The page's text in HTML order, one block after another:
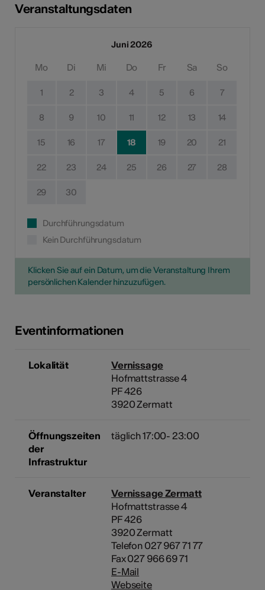
Veranstaltungsdaten
Juni 2026
Mo Di Mi Do Fr Sa So
1 2 3 4 5 6 7
8 9 10 11 12 13 14
15 16 17 18 19 20 21
22 23 24 25 26 27 28
29 30
Durchführungsdatum
Kein Durchführungsdatum
Klicken Sie auf ein Datum, um die Veranstaltung Ihrem
persönlichen Kalender hinzuzufügen.
Eventinformationen
Lokalität
Vernissage
Hofmattstrasse 4
PF 426
3920 Zermatt
Öffnungszeiten
der
Infrastruktur
täglich 17:00- 23:00
Veranstalter
Vernissage Zermatt
Hofmattstrasse 4
PF 426
3920 Zermatt
Telefon 027 967 71 77
Fax 027 966 69 71
E-Mail
Webseite